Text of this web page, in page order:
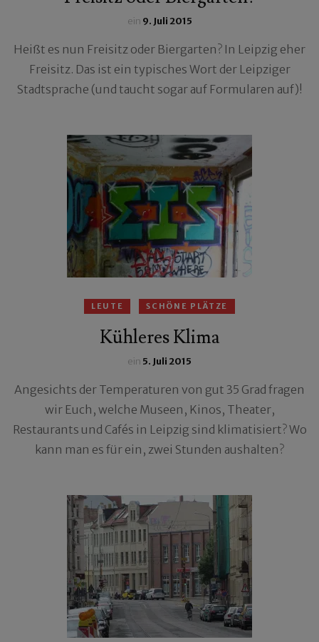
ein 9. Juli 2015
Heißt es nun Freisitz oder Biergarten? In Leipzig eher
Freisitz. Das ist ein typisches Wort der Leipziger
Stadtsprache (und taucht sogar auf Formularen auf)!
LEUTE SCHÖNE PLÄTZE
Kühleres Klima
ein 5. Juli 2015
Angesichts der Temperaturen von gut 35 Grad fragen
wir Euch, welche Museen, Kinos, Theater,
Restaurants und Cafés in Leipzig sind klimatisiert? Wo
kann man es für ein, zwei Stunden aushalten?